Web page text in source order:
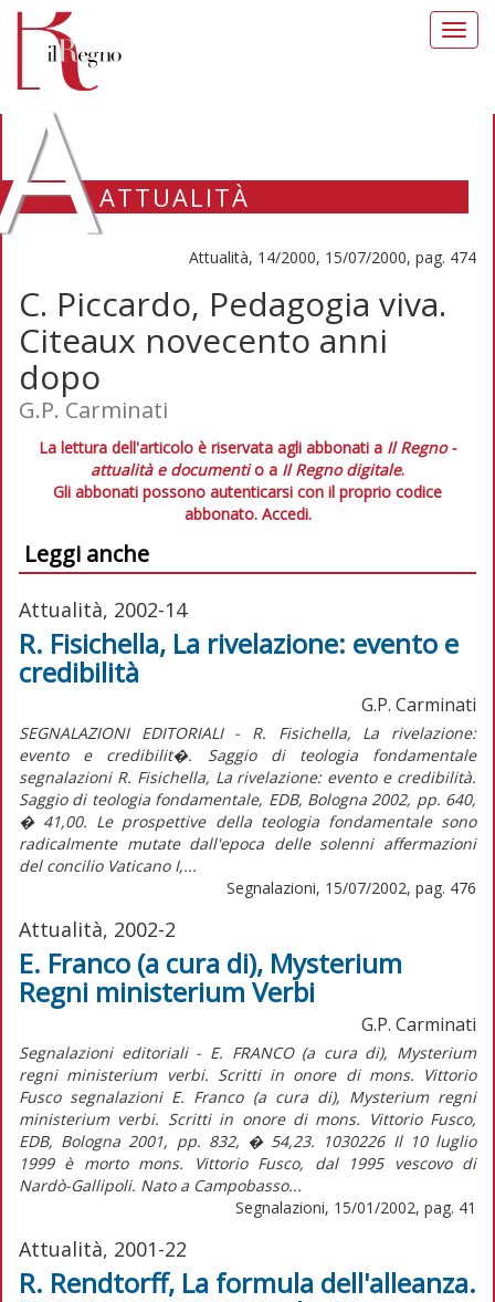
ATTUALITÀ
Attualità, 14/2000, 15/07/2000, pag. 474
C. Piccardo, Pedagogia viva.
Citeaux novecento anni
dopo
G.P. Carminati
La lettura dell'articolo è riservata agli abbonati a Il Regno -
attualità e documentio a Il Regno digitale.
Gli abbonati possono autenticarsi con il proprio codice
abbonato. Accedi.
Leggi anche
Attualità, 2002-14
R. Fisichella, La rivelazione: evento e
credibilità
G.P. Carminati
SEGNALAZIONI EDITORIALI - R. Fisichella, La rivelazione:
evento e credibilit�. Saggio di teologia fondamentale
segnalazioni R. Fisichella, La rivelazione: evento e credibilità.
Saggio di teologia fondamentale, EDB, Bologna 2002, pp. 640,
� 41,00. Le prospettive della teologia fondamentale sono
radicalmente mutate dall'epoca delle solenni affermazioni
del concilio Vaticano I,...
Segnalazioni, 15/07/2002, pag. 476
Attualità, 2002-2
E. Franco (a cura di), Mysterium
Regni ministerium Verbi
G.P. Carminati
Segnalazioni editoriali - E. FRANCO (a cura di), Mysterium
regni ministerium verbi. Scritti in onore di mons. Vittorio
Fusco segnalazioni E. Franco (a cura di), Mysterium regni
ministerium verbi. Scritti in onore di mons. Vittorio Fusco,
EDB, Bologna 2001, pp. 832, � 54,23. 1030226 Il 10 luglio
1999 è morto mons. Vittorio Fusco, dal 1995 vescovo di
Nardò-Gallipoli. Nato a Campobasso...
Segnalazioni, 15/01/2002, pag. 41
Attualità, 2001-22
R. Rendtorff, La formula dell'alleanza.